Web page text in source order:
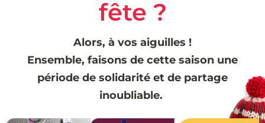
fête ?
Alors, à vos aiguilles !
Ensemble, faisons de cette saison une
période de solidarité et de partage
inoubliable.